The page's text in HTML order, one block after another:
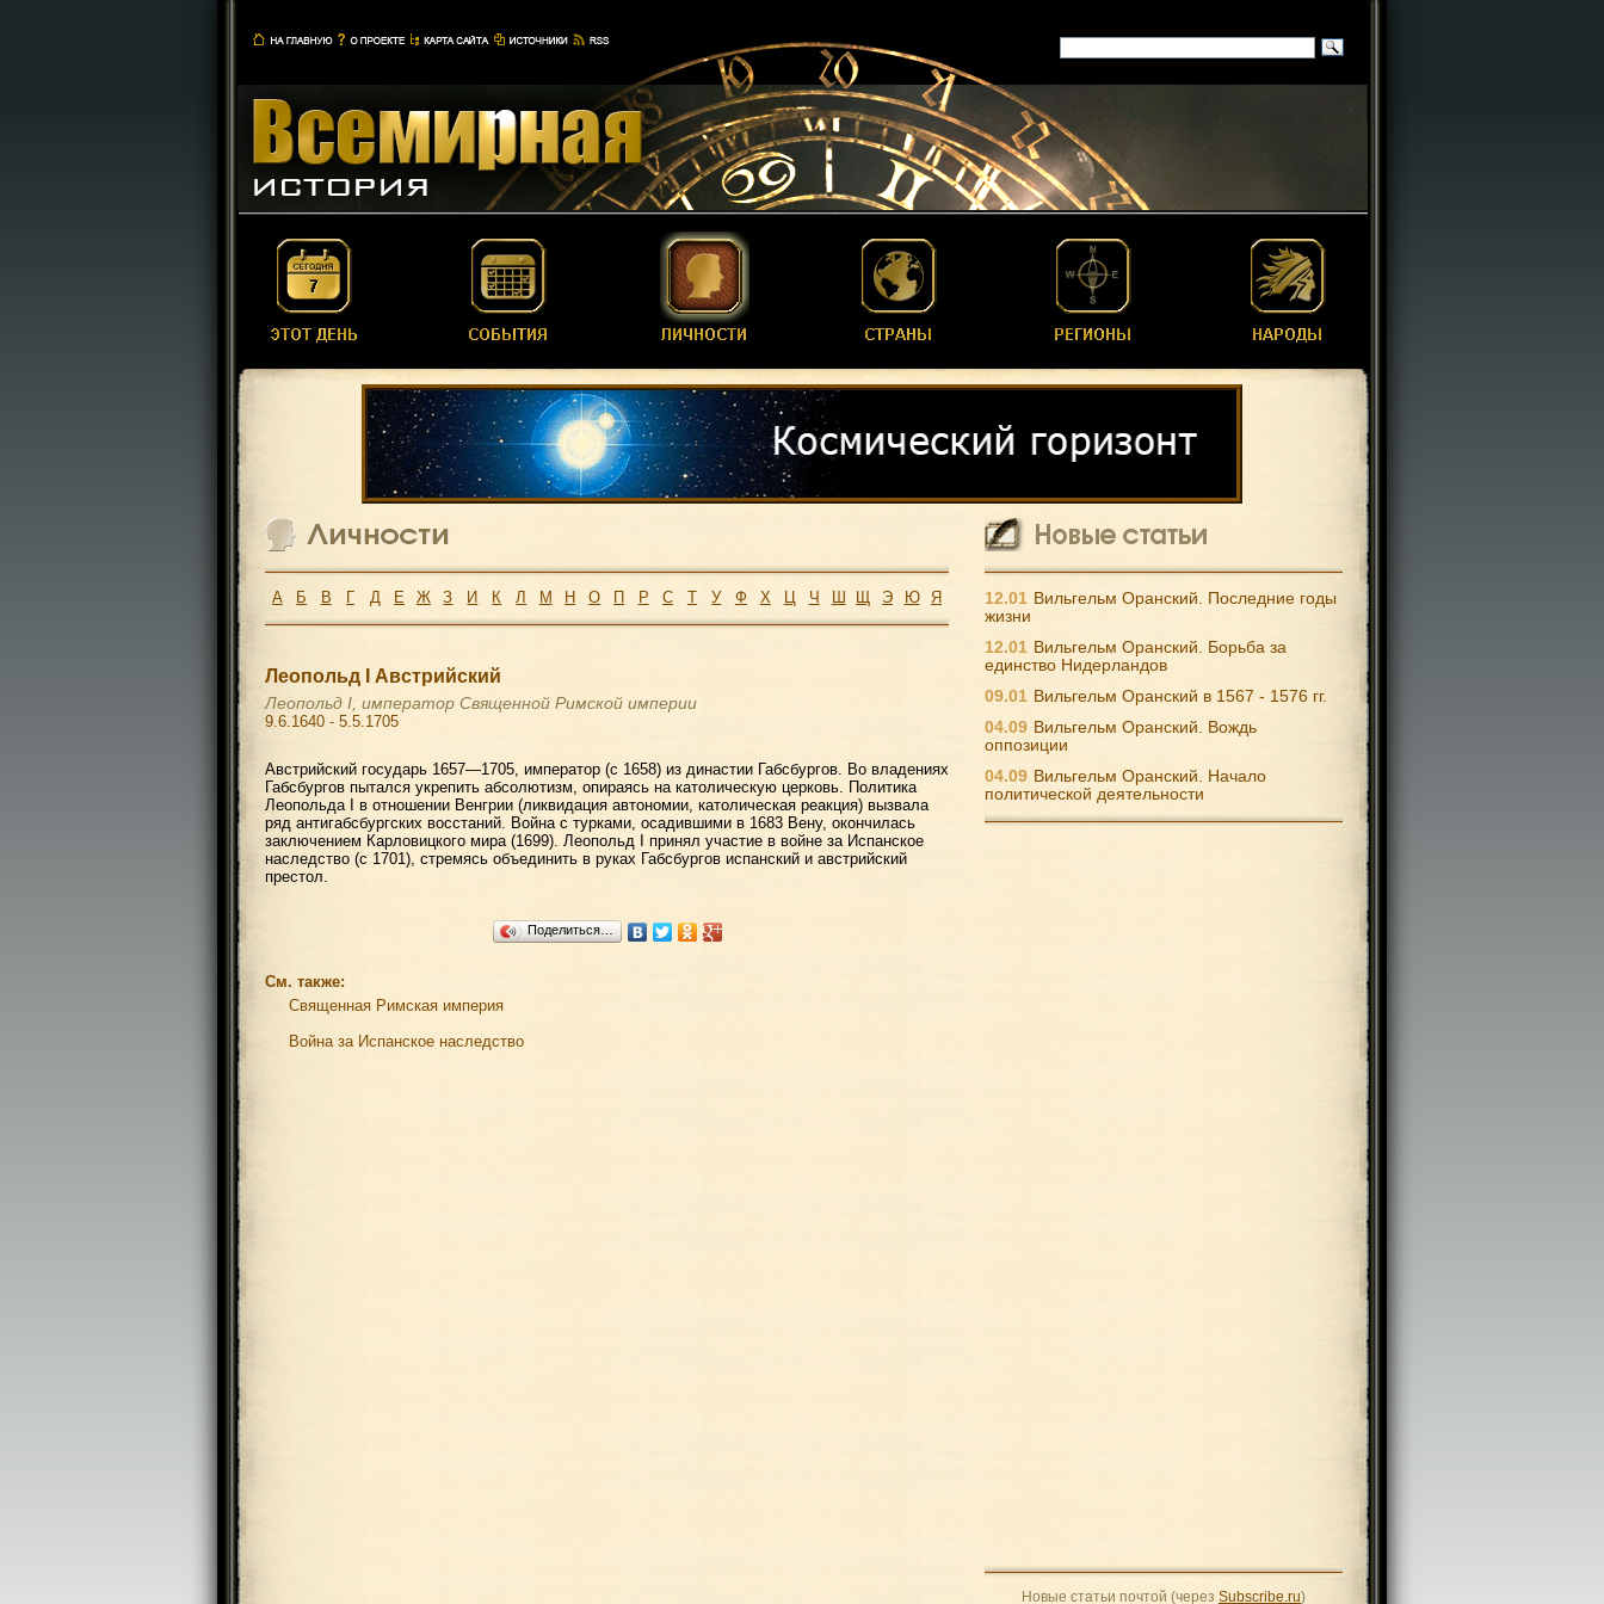
А Б В Г Д Е Ж З И К Л М Н О П Р С Т У Ф Х Ц Ч Ш Щ Э Ю Я
Леопольд I Австрийский
Леопольд I, император Священной Римской империи
9.6.1640 - 5.5.1705
Австрийский государь 1657—1705, император (с 1658) из династии Габсбургов. Во владениях
Габсбургов пытался укрепить абсолютизм, опираясь на католическую церковь. Политика
Леопольда I в отношении Венгрии (ликвидация автономии, католическая реакция) вызвала
ряд антигабсбургских восстаний. Война с турками, осадившими в 1683 Вену, окончилась
заключением Карловицкого мира (1699). Леопольд I принял участие в войне за Испанское
наследство (с 1701), стремясь объединить в руках Габсбургов испанский и австрийский
престол.
Поделиться…
См. также:
Священная Римская империя
Война за Испанское наследство
12.01 Вильгельм Оранский. Последние годы
жизни
12.01 Вильгельм Оранский. Борьба за
единство Нидерландов
09.01 Вильгельм Оранский в 1567 - 1576 гг.
04.09 Вильгельм Оранский. Вождь
оппозиции
04.09 Вильгельм Оранский. Начало
политической деятельности
Новые статьи почтой (через Subscribe.ru)